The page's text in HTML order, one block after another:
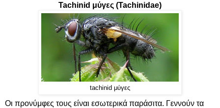
Tachinid μύγες (Tachinidae)
tachinid μύγες
Οι προνύμφες τους είναι εσωτερικά παράσιτα. Γεννούν τα